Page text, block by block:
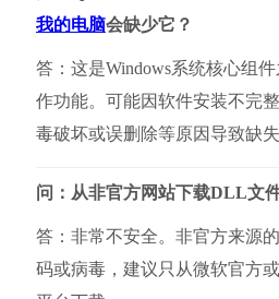
我的电脑会缺少它？
答：这是Windows系统核心组
作功能。可能因软件安装不完
毒破坏或误删除等原因导致缺失
问：从非官方网站下载DLL文
答：非常不安全。非官方来源
码或病毒，建议只从微软官方